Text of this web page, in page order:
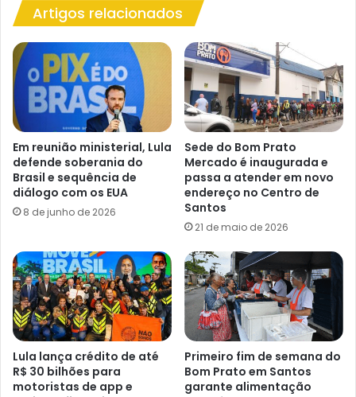
Artigos relacionados
Em reunião ministerial, Lula
defende soberania do
Brasil e sequência de
diálogo com os EUA
8 de junho de 2026
Sede do Bom Prato
Mercado é inaugurada e
passa a atender em novo
endereço no Centro de
Santos
21 de maio de 2026
Lula lança crédito de até
R$ 30 bilhões para
motoristas de app e
Primeiro fim de semana do
Bom Prato em Santos
garante alimentação